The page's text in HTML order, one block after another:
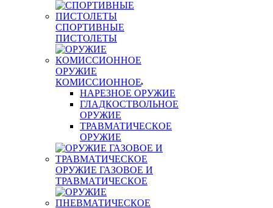
СПОРТИВНЫЕ
ПИСТОЛЕТЫ
ОРУЖИЕ
КОМИССИОННОЕ
НАРЕЗНОЕ ОРУЖИЕ
ГЛАДКОСТВОЛЬНОЕ
ОРУЖИЕ
ТРАВМАТИЧЕСКОЕ
ОРУЖИЕ
ОРУЖИЕ ГАЗОВОЕ И
ТРАВМАТИЧЕСКОЕ